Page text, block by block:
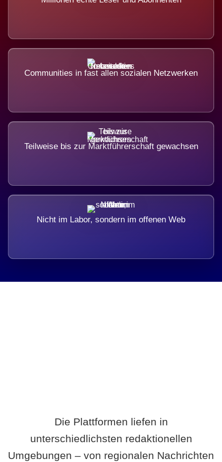
Communities in fast allen sozialen Netzwerken
Teilweise bis zur Marktführerschaft gewachsen
Nicht im Labor, sondern im offenen Web
Die Plattformen liefen in
unterschiedlichsten redaktionellen
Umgebungen – von regionalen Nachrichten